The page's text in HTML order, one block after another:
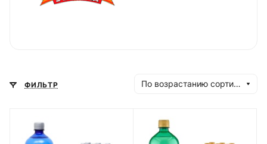
ФИЛЬТР По возрастанию сортировки